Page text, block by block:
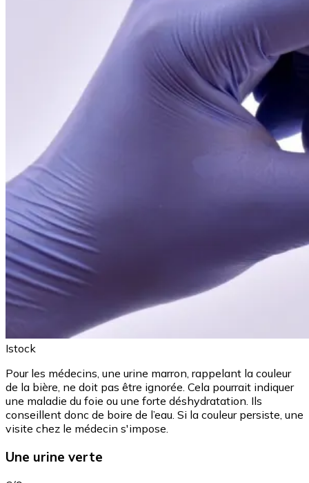
Istock
Pour les médecins, une urine marron, rappelant la couleur
de la bière, ne doit pas être ignorée. Cela pourrait indiquer
une maladie du foie ou une forte déshydratation. Ils
conseillent donc de boire de l’eau. Si la couleur persiste, une
visite chez le médecin s'impose.
Une urine verte